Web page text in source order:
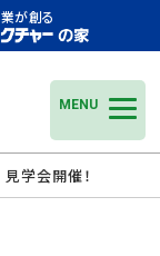
が創る
MENU
見学会開催！